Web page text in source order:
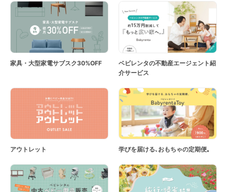
家具・大型家電サブスク30%OFF
ベビレンタの不動産エージェント紹
介サービス
アウトレット 学びを届ける､おもちゃの定期便｡